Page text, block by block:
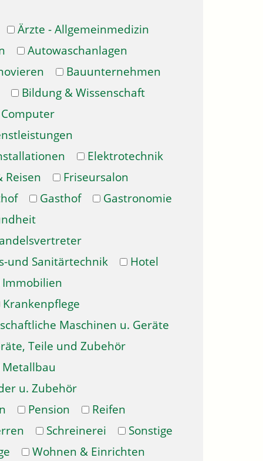
Ärzte - Allgemeinmedizin
Autowaschanlagen
Bauunternehmen
Bildung & Wissenschaft
Computer
Elektrotechnik
Reisen
Friseursalon
Gasthof
Gastronomie
und Sanitärtechnik
Hotel
Immobilien
Krankenpflege
Maschinen u. Geräte
Teile und Zubehör
Metallbau
u. Zubehör
Pension
Reifen
Schreinerei
Sonstige
Wohnen & Einrichten